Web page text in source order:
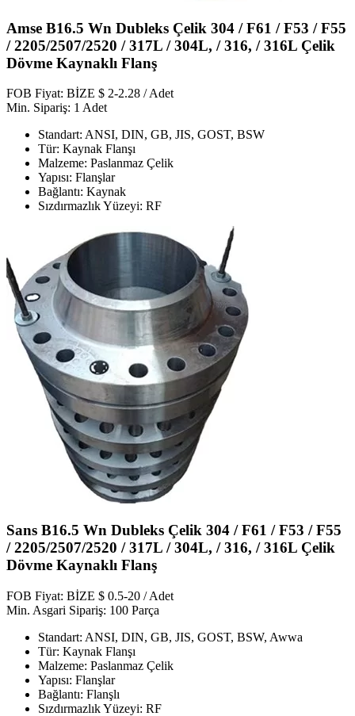
Amse B16.5 Wn Dubleks Çelik 304 / F61 / F53 / F55
/ 2205/2507/2520 / 317L / 304L, / 316, / 316L Çelik
Dövme Kaynaklı Flanş
FOB Fiyat: BİZE $ 2-2.28 / Adet
Min. Sipariş: 1 Adet
Standart: ANSI, DIN, GB, JIS, GOST, BSW
Tür: Kaynak Flanşı
Malzeme: Paslanmaz Çelik
Yapısı: Flanşlar
Bağlantı: Kaynak
Sızdırmazlık Yüzeyi: RF
Sans B16.5 Wn Dubleks Çelik 304 / F61 / F53 / F55
/ 2205/2507/2520 / 317L / 304L, / 316, / 316L Çelik
Dövme Kaynaklı Flanş
FOB Fiyat: BİZE $ 0.5-20 / Adet
Min. Asgari Sipariş: 100 Parça
Standart: ANSI, DIN, GB, JIS, GOST, BSW, Awwa
Tür: Kaynak Flanşı
Malzeme: Paslanmaz Çelik
Yapısı: Flanşlar
Bağlantı: Flanşlı
Sızdırmazlık Yüzeyi: RF